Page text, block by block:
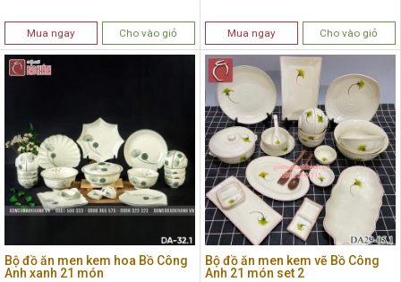
Mua ngay Cho vào giỏ Mua ngay Cho vào giỏ
Bộ đồ ăn men kem hoa Bồ Công
Anh xanh 21 món
Bộ đồ ăn men kem vẽ Bồ Công
Anh 21 món set 2